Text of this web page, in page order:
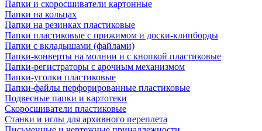
Папки и скоросшиватели картонные
Папки на кольцах
Папки на резинках пластиковые
Папки пластиковые с прижимом и доски-клипборды
Папки с вкладышами (файлами)
Папки-конверты на молнии и с кнопкой пластиковые
Папки-регистраторы с арочным механизмом
Папки-уголки пластиковые
Папки-файлы перфорированные пластиковые
Подвесные папки и картотеки
Скоросшиватели пластиковые
Станки и иглы для архивного переплета